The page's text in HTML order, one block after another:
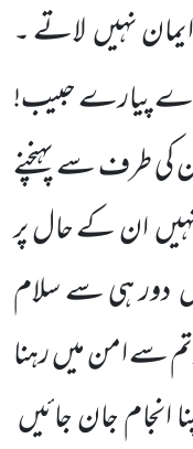
نہیں لاتے ۔
اے پیارے حبیب!
کی طرف سے پہنچنے
ان کے حال پر
دور ہی سے سلام
سے امن میں رہنا
انجام جان جائیں